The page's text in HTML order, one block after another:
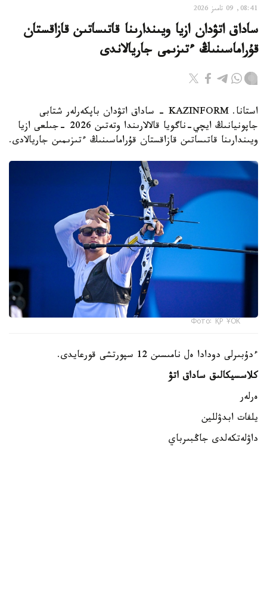
08:41, 09 تامىز 2026
ساداق اتۋدان ازيا ويىندارىنا قاتىساتىن قازاقستان
قۇراماسىنىڭ ءتىزىمى جاريالاندى
استانا. KAZINFORM - ساداق اتۋدان باپكەرلەر شتابى
جاپونيانىڭ ايچي-ناگويا قالالارىندا وتەتىن 2026 -جىلعى ازيا
ويىندارىنا قاتىساتىن قازاقستان قۇراماسىنىڭ ءتىزىمىن جاريالادى.
Фото: ҚР ҰОК
ءدۇبىرلى دودادا ەل نامىسىن 12 سپورتشى قورعايدى.
كلاسسيكالىق ساداق اتۋ
ەرلەر
يلفات ابدۋللين
داۋلەتكەلدى جاڭبىرباي